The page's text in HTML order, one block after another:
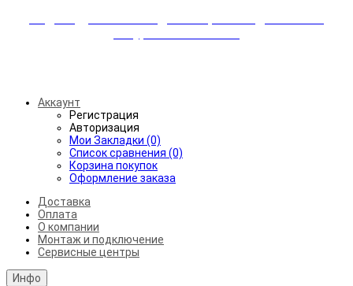
Аккаунт
Регистрация
Авторизация
Мои Закладки (0)
Список сравнения (0)
Корзина покупок
Оформление заказа
Доставка
Оплата
О компании
Монтаж и подключение
Сервисные центры
Инфо